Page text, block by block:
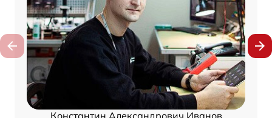
Константин Александрович Иванов